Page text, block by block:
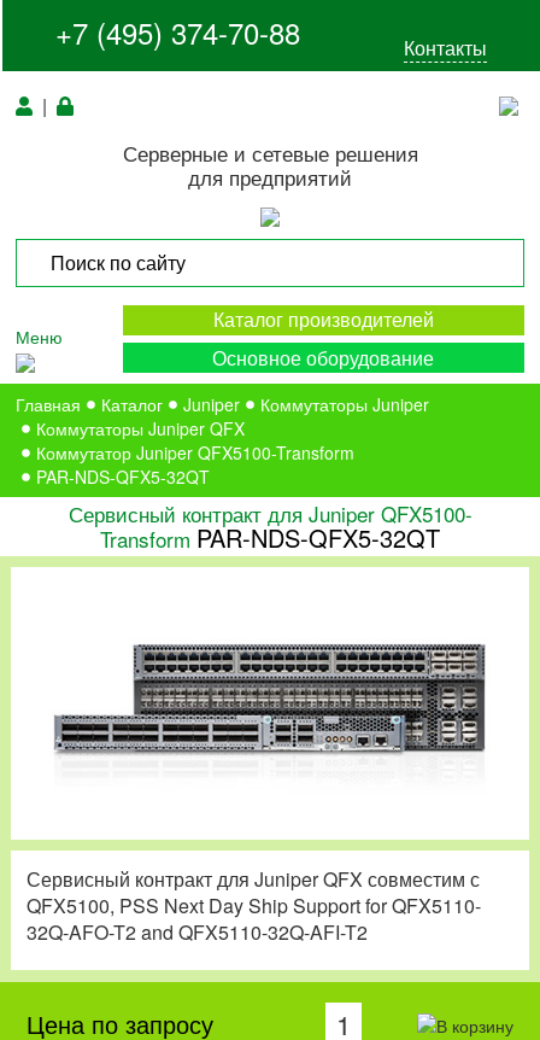
+7 (495) 374-70-88 Контакты
|
Серверные и сетевые решения
для предприятий
Меню
Каталог производителей
Основное оборудование
Главная Каталог Juniper
Коммутаторы Juniper
Коммутаторы Juniper QFX
Коммутатор Juniper QFX5100-Transform
PAR-NDS-QFX5-32QT
Сервисный контракт для Juniper QFX5100-
Transform PAR-NDS-QFX5-32QT
Сервисный контракт для Juniper QFX совместим с
QFX5100, PSS Next Day Ship Support for QFX5110-
32Q-AFO-T2 and QFX5110-32Q-AFI-T2
Цена по запросу